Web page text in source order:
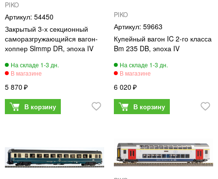
PIKO
54450
Закрытый 3-х секционный
саморазгружающийся вагон-
хоппер Slmmp DR, эпоха IV
5 870
PIKO
59663
Купейный вагон IC 2-го класса
Bm 235 DB, эпоха IV
6 020